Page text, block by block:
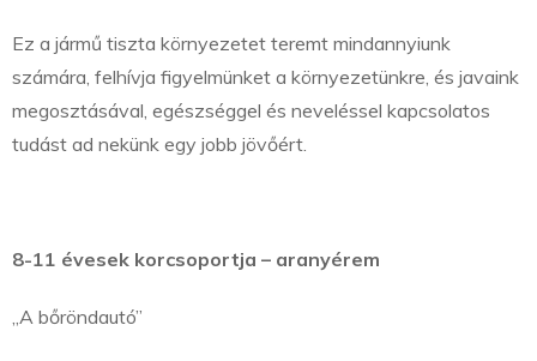
Ez a jármű tiszta környezetet teremt mindannyiunk
számára, felhívja figyelmünket a környezetünkre, és javaink
megosztásával, egészséggel és neveléssel kapcsolatos
tudást ad nekünk egy jobb jövőért.
8-11 évesek korcsoportja – aranyérem
„A bőröndautó”